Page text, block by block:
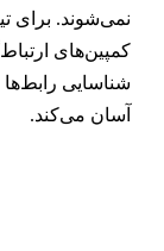
برای
رابط‌ها و
می‌کند.